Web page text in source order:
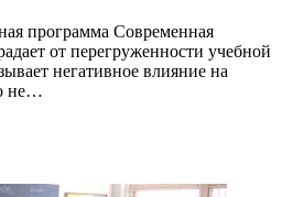
программа Современная
от перегруженности учебной
негативное влияние на
не…